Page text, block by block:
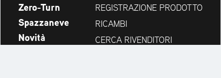
Zero-Turn
Spazzaneve
Novità
REGISTRAZIONE PRODOTTO
RICAMBI
CERCA RIVENDITORI